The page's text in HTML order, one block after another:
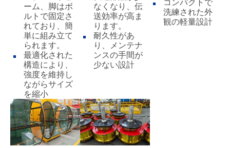
ーム、脚はボ
ルトで固定さ
れており、簡
単に組み立て
られます。
最適化された
構造により、
強度を維持し
ながらサイズ
を縮小
なくなり、伝
送効率が高ま
ります。
耐久性があ
り、メンテナ
ンスの手間が
少ない設計
洗練された外
観の軽量設計